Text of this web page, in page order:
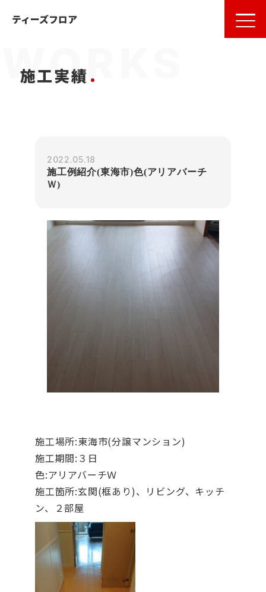
名古屋 フローリング
ティーズフロア
施工実績
2022.05.18
施工例紹介(東海市)色(アリアバーチ
Ｗ)
施工場所:東海市(分譲マンション)
施工期間:３日
色:アリアバーチＷ
施工箇所:玄関(框あり)、リビング、キッチ
ン、２部屋